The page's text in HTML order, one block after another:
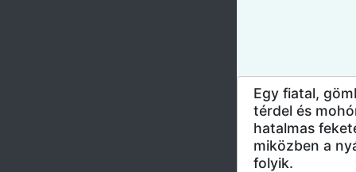
Egy fiatal,
térdel és
hatalmas
miközben a
folyik.